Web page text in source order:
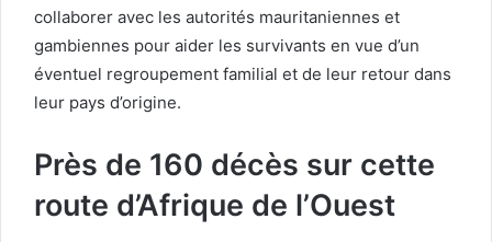
collaborer avec les autorités mauritaniennes et
gambiennes pour aider les survivants en vue d’un
éventuel regroupement familial et de leur retour dans
leur pays d’origine.
Près de 160 décès sur cette
route d’Afrique de l’Ouest